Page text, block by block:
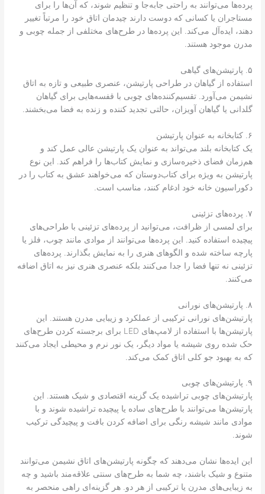
پرده‌ها می‌توانند به راحتی جابه‌جا و تنظیم شوند، که آن‌ها را برای
مستاجران یا کسانی که دوست دارند چیدمان اتاق خود را مرتباً تغییر
دهند، ایده‌آل می‌کند. این پرده‌ها در طرح‌های مختلفی از جمله چوبی و
مدرن موجود هستند.
۵. پارتیشن‌های گیاهی
استفاده از گیاهان در طراحی پارتیشن، عنصری طبیعی و تازه به اتاق
نشیمن می‌آورد. تقسیم‌کننده‌های چوبی با قفسه‌هایی برای گیاهان
گلدانی یا گیاهان آویزان، حالتی تجدید کننده و زنده به فضا می‌بخشند.
۶. کتابخانه به عنوان پارتیشن
یک کتابخانه بلند می‌تواند به عنوان یک پارتیشن عالی عمل کند و
هم‌زمان فضای ذخیره‌سازی و نمایش کتاب‌ها را فراهم کند. این نوع
پارتیشن به ویژه برای کتاب‌دوستان که می‌خواهند عشق به کتاب را در
دکوراسیون خانه خود ادغام کنند، مناسب است.
۷. پرده‌های تزئینی
برای لمسی از ظرافت، می‌توانید از پرده‌های تزئینی با طراحی‌های
پیچیده استفاده کنید. این پرده‌ها می‌توانند از موادی مانند چوب، فلز یا
پارچه ساخته شده و الگوهای هنری را به نمایش بگذارند. پرده‌های
تزئینی نه تنها فضا را جدا می‌کنند بلکه عنصری هنری نیز به اتاق اضافه
می‌کنند.
۸. پارتیشن‌های نورانی
پارتیشن‌های نورانی ترکیبی از عملکرد و زیبایی مدرن هستند. این
پارتیشن‌ها با استفاده از لامپ‌های LED برای برجسته کردن طرح‌های
حک شده روی شیشه یا مواد دیگر، یک نور نرم و محیطی ایجاد می‌کنند
که به بهبود جو کلی اتاق کمک می‌کند.
۹. پارتیشن‌های چوبی
پارتیشن‌های چوبی تراشیده یک گزینه اقتصادی و شیک هستند. این
پارتیشن‌ها می‌توانند با طرح‌های ساده یا پیچیده تراشیده شوند و با
موادی مانند شیشه رنگی برای اضافه کردن بافت و پیچیدگی ترکیب
شوند.
این ایده‌ها نشان می‌دهند که چگونه پارتیشن‌های اتاق نشیمن می‌توانند
متنوع و شیک باشند، چه شما به طرح‌های سنتی علاقه‌مند باشید و چه
به زیبایی‌های مدرن یا ترکیبی از هر دو. هر گزینه‌ای راهی منحصر به